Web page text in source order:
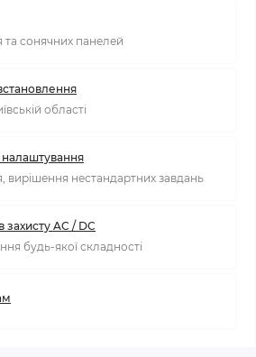
сонячних панелей
області
вирішення нестандартних завдань
захисту AC / DC
будь-якої складності